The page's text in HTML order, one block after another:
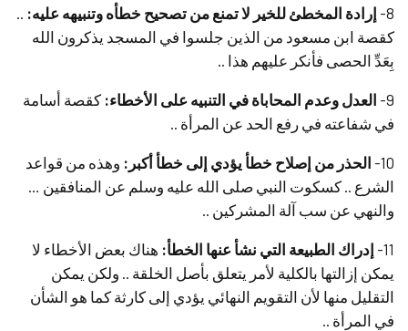
8- إرادة المخطئ للخير لا تمنع من تصحيح خطأه وتنبيهه عليه: ..
كقصة ابن مسعود من الذين جلسوا في المسجد يذكرون الله
بِعَدِّ الحصى فأنكر عليهم هذا ..
9- العدل وعدم المحاباة في التنبيه على الأخطاء: كقصة أسامة
في شفاعته في رفع الحد عن المرأة ..
10- الحذر من إصلاح خطأ يؤدي إلى خطأ أكبر: وهذه من قواعد
الشرع .. كسكوت النبي صلى الله عليه وسلم عن المنافقين …
والنهي عن سب آلة المشركين ..
11- إدراك الطبيعة التي نشأ عنها الخطأ: هناك بعض الأخطاء لا
يمكن إزالتها بالكلية لأمر يتعلق بأصل الخلقة .. ولكن يمكن
التقليل منها لأن التقويم النهائي يؤدي إلى كارثة كما هو الشأن
في المرأة ..